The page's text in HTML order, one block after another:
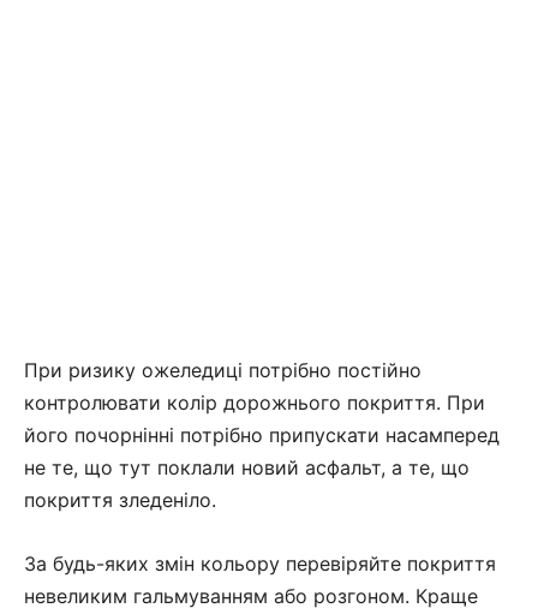
При ризику ожеледиці потрібно постійно
контролювати колір дорожнього покриття. При
його почорнінні потрібно припускати насамперед
не те, що тут поклали новий асфальт, а те, що
покриття зледеніло.
За будь-яких змін кольору перевіряйте покриття
невеликим гальмуванням або розгоном. Краще